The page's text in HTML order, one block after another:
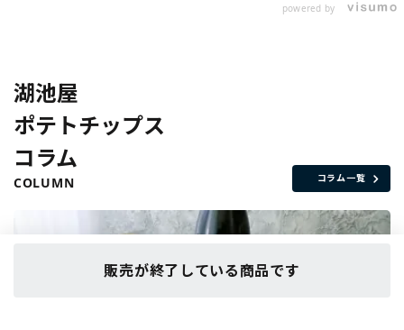
販売が終了している商品です
powered by
湖池屋
ポテトチップス
コラム
COLUMN コラム一覧